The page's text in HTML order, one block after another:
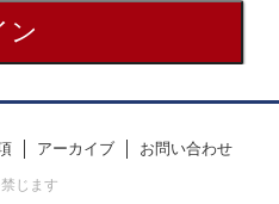
アーカイブ お問い合わせ
じます